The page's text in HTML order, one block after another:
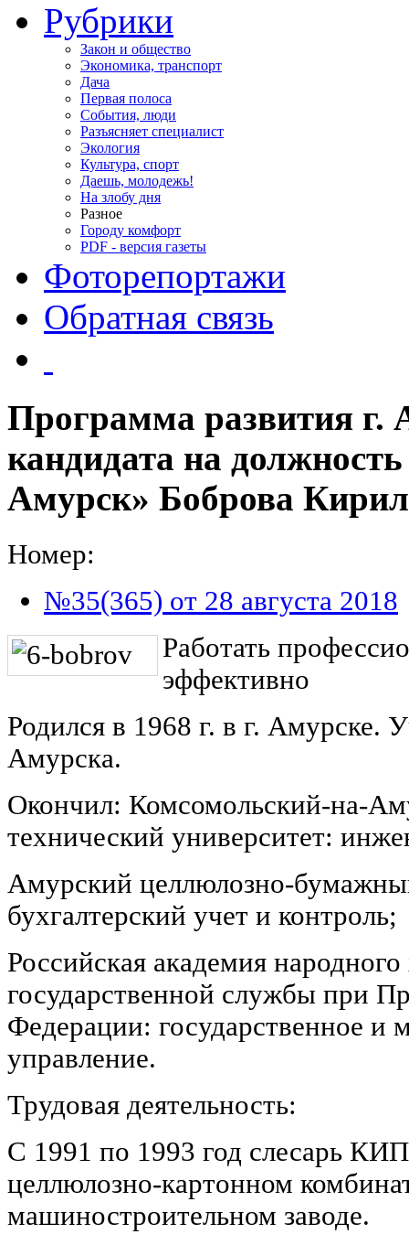
Рубрики
Закон и общество
Экономика, транспорт
Дача
Первая полоса
События, люди
Разъясняет специалист
Экология
Культура, спорт
Даешь, молодежь!
На злобу дня
Разное
Городу комфорт
PDF - версия газеты
Фоторепортажи
Обратная связь
Программа развития г.
кандидата на
Амурск» Боброва
Номер:
№35(365) от 28 августа 2018
Работать
эффективно
Родился в 1968 г. в г. Амурске.
Амурска.
Окончил: Комсомольский-на-
технический университет:
Амурский целлюлозно-
бухгалтерский учет и контроль;
Российская академия народного
государственной службы при
Федерации: государственное и
управление.
Трудовая деятельность:
С 1991 по 1993 год слесарь
целлюлозно-картонном
машиностроительном заводе.